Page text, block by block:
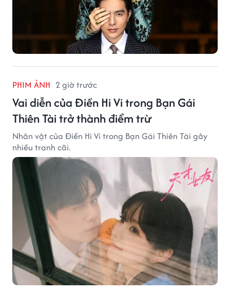
PHIM ẢNH 2 giờ trước
Vai diễn của Điền Hi Vi trong Bạn Gái
Thiên Tài trở thành điểm trừ
Nhân vật của Điền Hi Vi trong Bạn Gái Thiên Tài gây
nhiều tranh cãi.